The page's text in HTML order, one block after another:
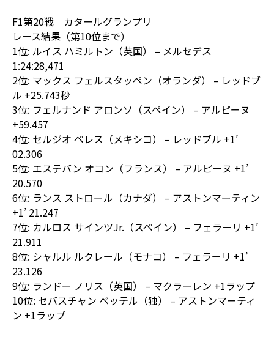
F1第20戦 カタールグランプリ
レース結果（第10位まで）
1位: ルイス ハミルトン（英国） – メルセデス
1:24:28,471
2位: マックス フェルスタッペン（オランダ） – レッドブ
ル +25.743秒
3位: フェルナンド アロンソ（スペイン） – アルピーヌ
+59.457
4位: セルジオ ペレス（メキシコ） – レッドブル +1’
02.306
5位: エステバン オコン（フランス） – アルピーヌ +1’
20.570
6位: ランス ストロール（カナダ） – アストンマーティン
+1’ 21.247
7位: カルロス サインツJr.（スペイン） – フェラーリ +1’
21.911
8位: シャルル ルクレール（モナコ） – フェラーリ +1’
23.126
9位: ランドー ノリス（英国） – マクラーレン +1ラップ
10位: セバスチャン ベッテル（独） – アストンマーティ
ン +1ラップ